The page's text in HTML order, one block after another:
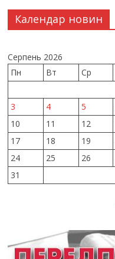
Календар новин
Серпень 2026
Пн
Вт Ср
3
4 5
10
11 12
17
18 19
24
25 26
31